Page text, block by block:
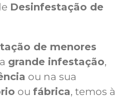
Desinfestação de
de menores
grande infestação,
ou na sua
ou fábrica, temos à